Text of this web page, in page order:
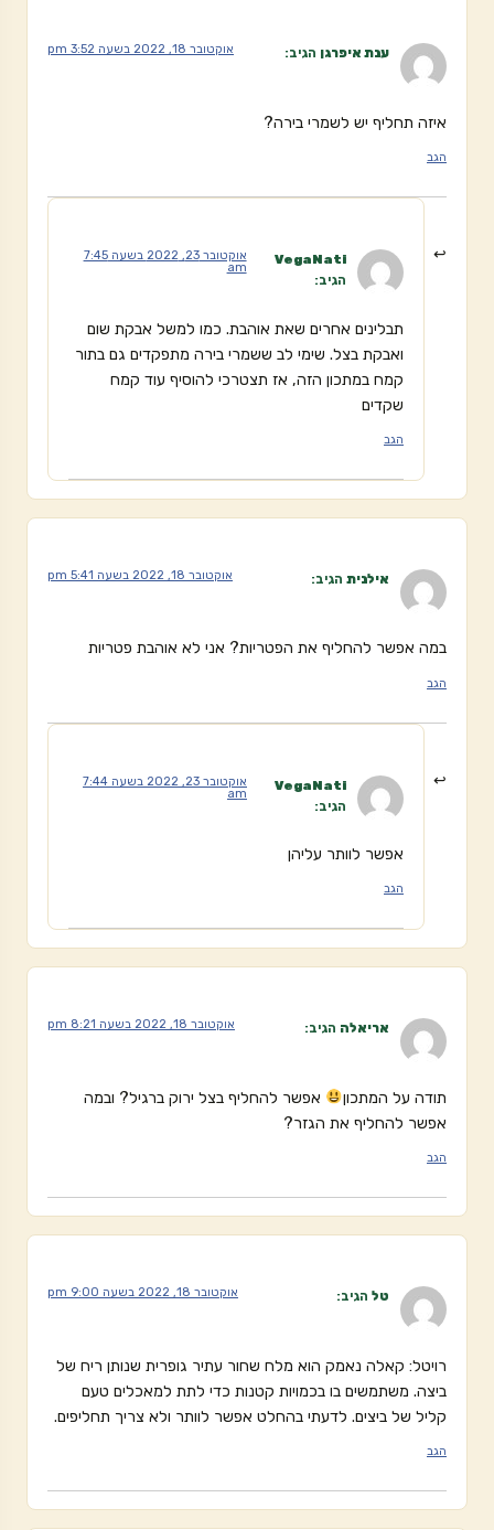
ענת איפרגן הגיב: אוקטובר 18, 2022 בשעה 3:52 pm
איזה תחליף יש לשמרי בירה?
הגב
VegaNati
הגיב:
אוקטובר 23, 2022 בשעה 7:45
am
תבלינים אחרים שאת אוהבת. כמו למשל אבקת שום
ואבקת בצל. שימי לב ששמרי בירה מתפקדים גם בתור
קמח במתכון הזה, אז תצטרכי להוסיף עוד קמח
שקדים
הגב
אילנית הגיב: אוקטובר 18, 2022 בשעה 5:41 pm
במה אפשר להחליף את הפטריות? אני לא אוהבת פטריות
הגב
VegaNati
הגיב:
אוקטובר 23, 2022 בשעה 7:44
am
אפשר לוותר עליהן
הגב
אריאלה הגיב: אוקטובר 18, 2022 בשעה 8:21 pm
תודה על המתכון
אפשר להחליף בצל ירוק ברגיל? ובמה
אפשר להחליף את הגזר?
הגב
טל הגיב: אוקטובר 18, 2022 בשעה 9:00 pm
רויטל: קאלה נאמק הוא מלח שחור עתיר גופרית שנותן ריח של
ביצה. משתמשים בו בכמויות קטנות כדי לתת למאכלים טעם
קליל של ביצים. לדעתי בהחלט אפשר לוותר ולא צריך תחליפים.
הגב